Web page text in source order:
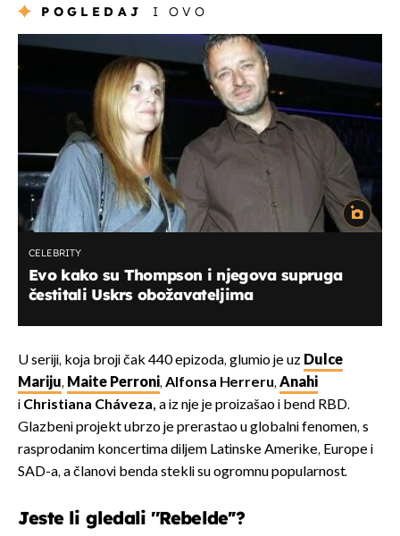
POGLEDAJ I OVO
CELEBRITY
Evo kako su Thompson i njegova supruga
čestitali Uskrs obožavateljima
U seriji, koja broji čak 440 epizoda, glumio je uz Dulce
Mariju, Maite Perroni,Alfonsa Herreru,Anahi
i Christiana Cháveza, a iz nje je proizašao i bend RBD.
Glazbeni projekt ubrzo je prerastao u globalni fenomen, s
rasprodanim koncertima diljem Latinske Amerike, Europe i
SAD-a, a članovi benda stekli su ogromnu popularnost.
Jeste li gledali ''Rebelde''?